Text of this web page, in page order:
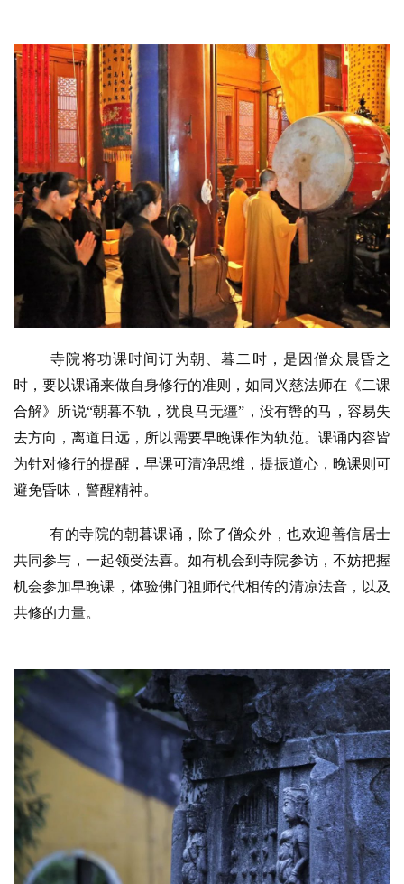
资
讯
点
僧
音
高
僧
访
谈
寺院将功课时间订为朝、暮二时，是因僧众晨昏之
时，要以课诵来做自身修行的准则，如同兴慈法师在《二课
合解》所说“朝暮不轨，犹良马无缰” ，没有辔的马，容易失
去方向，离道日远，所以需要早晚课作为轨范。课诵内容皆
为针对修行的提醒，早课可清净思维，提振道心，晚课则可
避免昏昧，警醒精神。
有的寺院的朝暮课诵，除了僧众外，也欢迎善信居士
共同参与，一起领受法喜。如有机会到寺院参访，不妨把握
机会参加早晚课，体验佛门祖师代代相传的清凉法音，以及
共修的力量。